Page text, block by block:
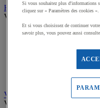
Handball
Voir tous les produits
Ballons de Handball
Filets de but de Hand
Accessoires
Accessoires buts de
Volleyball
Voir tous les produits
Si vous souhaitez plus d'informations
cliquez sur « Paramètres des cookies ».
Et si vous choisissez de continuer
savoir plus, vous pouvez aussi